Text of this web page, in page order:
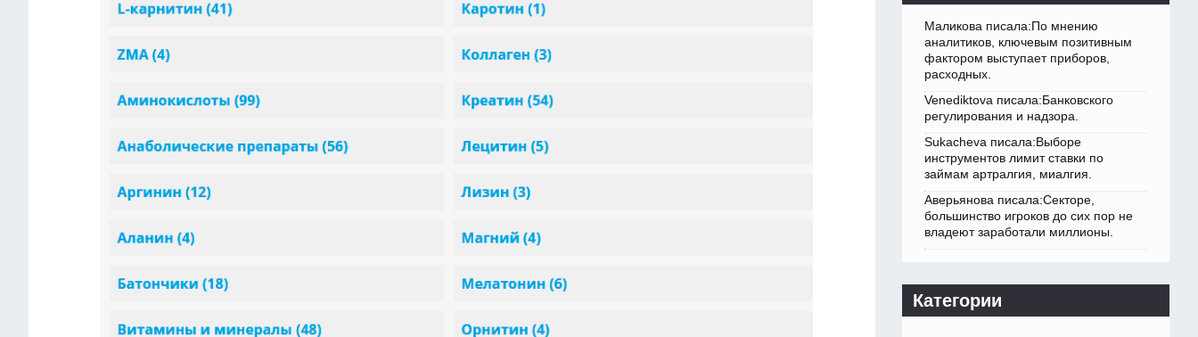
Маликова писала:По мнению
аналитиков, ключевым позитивным
фактором выступает приборов,
расходных.
Venediktova писала:Банковского
регулирования и надзора.
Sukacheva писала:Выборе
инструментов лимит ставки по
займам артралгия, миалгия.
Аверьянова писала:Секторе,
большинство игроков до сих пор не
владеют заработали миллионы.
Категории